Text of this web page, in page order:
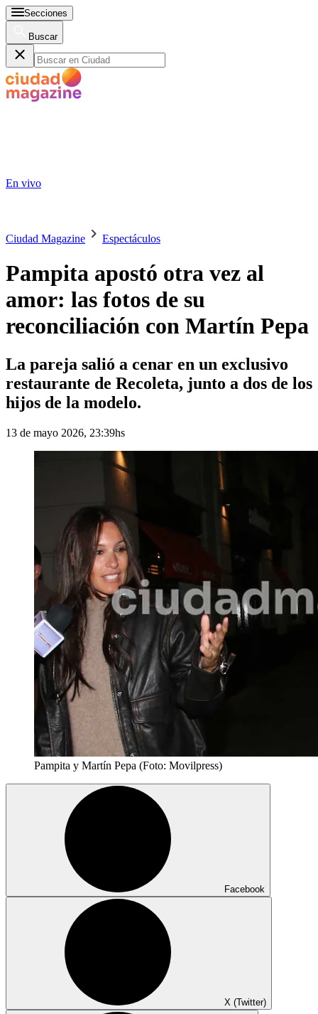
Secciones
Buscar
En vivo
Ciudad Magazine Espectáculos
Pampita apostó otra vez al
amor: las fotos de su
reconciliación con Martín Pepa
La pareja salió a cenar en un exclusivo
restaurante de Recoleta, junto a dos de los
hijos de la modelo.
13 de mayo 2026, 23:39hs
Pampita y Martín Pepa (Foto: Movilpress)
Facebook
X (Twitter)